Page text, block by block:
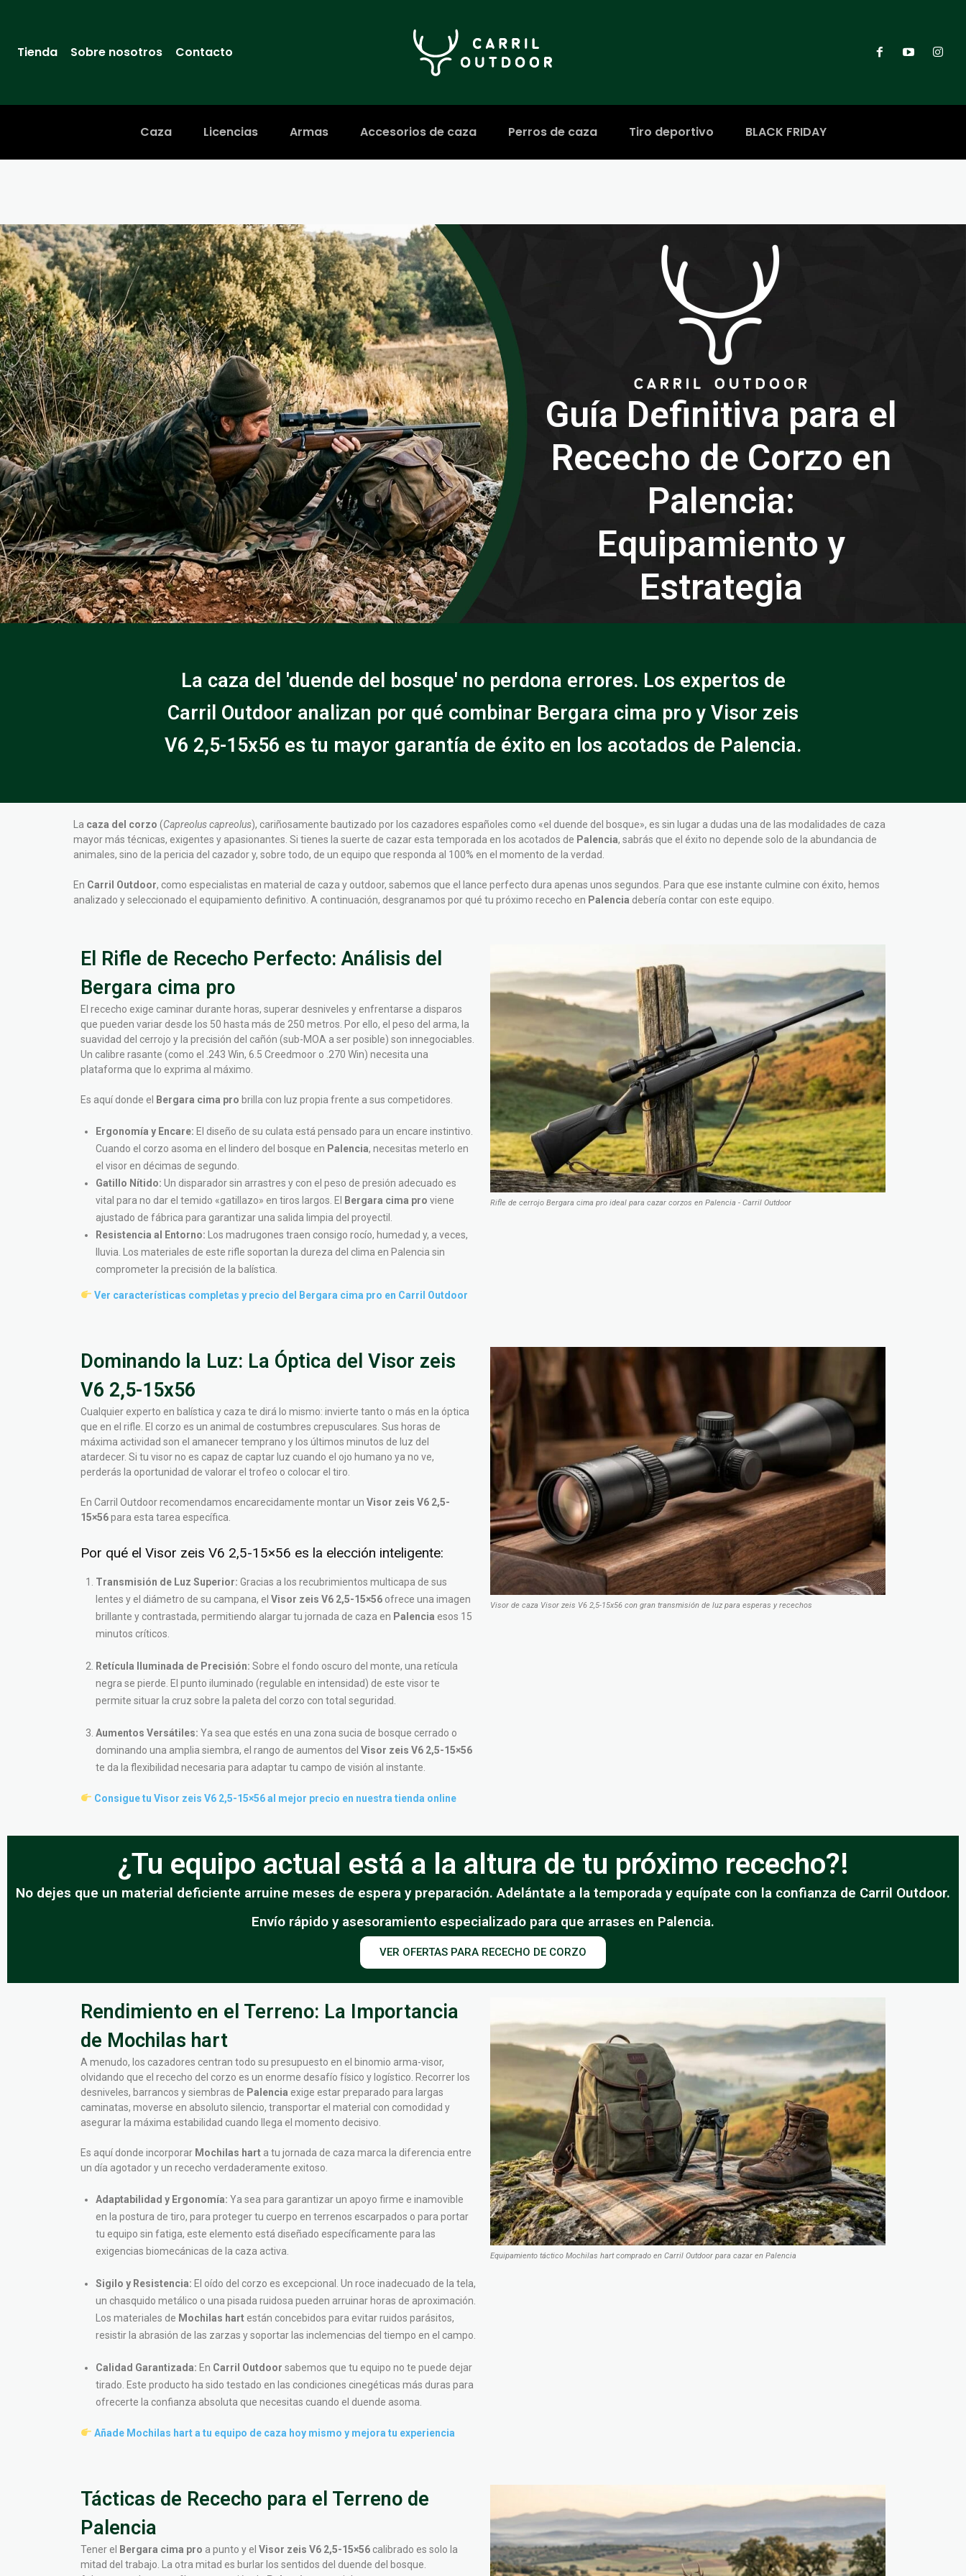
Tienda Sobre nosotros Contacto
Caza Licencias Armas Accesorios de caza Perros de caza Tiro deportivo BLACK FRIDAY
Guía Definitiva para el
Rececho de Corzo en
Palencia:
Equipamiento y
Estrategia
La caza del 'duende del bosque' no perdona errores. Los expertos de
Carril Outdoor analizan por qué combinar Bergara cima pro y Visor zeis
V6 2,5-15x56 es tu mayor garantía de éxito en los acotados de Palencia.
La caza del corzo (Capreolus capreolus), cariñosamente bautizado por los cazadores españoles como «el duende del bosque», es sin lugar a dudas una de las modalidades de caza
mayor más técnicas, exigentes y apasionantes. Si tienes la suerte de cazar esta temporada en los acotados de Palencia, sabrás que el éxito no depende solo de la abundancia de
animales, sino de la pericia del cazador y, sobre todo, de un equipo que responda al 100% en el momento de la verdad.
En Carril Outdoor, como especialistas en material de caza y outdoor, sabemos que el lance perfecto dura apenas unos segundos. Para que ese instante culmine con éxito, hemos
analizado y seleccionado el equipamiento definitivo. A continuación, desgranamos por qué tu próximo rececho en Palencia debería contar con este equipo.
El Rifle de Rececho Perfecto: Análisis del
Bergara cima pro
El rececho exige caminar durante horas, superar desniveles y enfrentarse a disparos
que pueden variar desde los 50 hasta más de 250 metros. Por ello, el peso del arma, la
suavidad del cerrojo y la precisión del cañón (sub-MOA a ser posible) son innegociables.
Un calibre rasante (como el .243 Win, 6.5 Creedmoor o .270 Win) necesita una
plataforma que lo exprima al máximo.
Es aquí donde el Bergara cima pro brilla con luz propia frente a sus competidores.
Ergonomía y Encare: El diseño de su culata está pensado para un encare instintivo.
Cuando el corzo asoma en el lindero del bosque en Palencia, necesitas meterlo en
el visor en décimas de segundo.
Gatillo Nítido: Un disparador sin arrastres y con el peso de presión adecuado es
vital para no dar el temido «gatillazo» en tiros largos. El
Bergara cima pro viene
ajustado de fábrica para garantizar una salida limpia del proyectil.
Resistencia al Entorno: Los madrugones traen consigo rocío, humedad y, a veces,
lluvia. Los materiales de este rifle soportan la dureza del clima en Palencia sin
comprometer la precisión de la balística.
Ver características completas y precio del Bergara cima pro en Carril Outdoor
Rifle de cerrojo Bergara cima pro ideal para cazar corzos en Palencia - Carril Outdoor
Dominando la Luz: La Óptica del Visor zeis
V6 2,5-15x56
Cualquier experto en balística y caza te dirá lo mismo: invierte tanto o más en la óptica
que en el rifle. El corzo es un animal de costumbres crepusculares. Sus horas de
máxima actividad son el amanecer temprano y los últimos minutos de luz del
atardecer. Si tu visor no es capaz de captar luz cuando el ojo humano ya no ve,
perderás la oportunidad de valorar el trofeo o colocar el tiro.
En Carril Outdoor recomendamos encarecidamente montar un Visor zeis V6 2,5-
15×56para esta tarea específica.
Por qué el Visor zeis V6 2,5-15×56 es la elección inteligente:
Transmisión de Luz Superior: Gracias a los recubrimientos multicapa de sus
lentes y el diámetro de su campana, el Visor zeis V6 2,5-15×56 ofrece una imagen
brillante y contrastada, permitiendo alargar tu jornada de caza en Palencia esos 15
minutos críticos.
Retícula Iluminada de Precisión: Sobre el fondo oscuro del monte, una retícula
negra se pierde. El punto iluminado (regulable en intensidad) de este visor te
permite situar la cruz sobre la paleta del corzo con total seguridad.
Aumentos Versátiles: Ya sea que estés en una zona sucia de bosque cerrado o
dominando una amplia siembra, el rango de aumentos del Visor zeis V6 2,5-15×56
te da la flexibilidad necesaria para adaptar tu campo de visión al instante.
Consigue tu Visor zeis V6 2,5-15×56 al mejor precio en nuestra tienda online
Visor de caza Visor zeis V6 2,5-15x56 con gran transmisión de luz para esperas y recechos
¿Tu equipo actual está a la altura de tu próximo rececho?!
No dejes que un material deficiente arruine meses de espera y preparación. Adelántate a la temporada y equípate con la confianza de Carril Outdoor.
Envío rápido y asesoramiento especializado para que arrases en Palencia.
VER OFERTAS PARA RECECHO DE CORZO
Rendimiento en el Terreno: La Importancia
de Mochilas hart
A menudo, los cazadores centran todo su presupuesto en el binomio arma-visor,
olvidando que el rececho del corzo es un enorme desafío físico y logístico. Recorrer los
desniveles, barrancos y siembras de Palencia exige estar preparado para largas
caminatas, moverse en absoluto silencio, transportar el material con comodidad y
asegurar la máxima estabilidad cuando llega el momento decisivo.
Es aquí donde incorporar Mochilas hart a tu jornada de caza marca la diferencia entre
un día agotador y un rececho verdaderamente exitoso.
Adaptabilidad y Ergonomía: Ya sea para garantizar un apoyo firme e inamovible
en la postura de tiro, para proteger tu cuerpo en terrenos escarpados o para portar
tu equipo sin fatiga, este elemento está diseñado específicamente para las
exigencias biomecánicas de la caza activa.
Sigilo y Resistencia: El oído del corzo es excepcional. Un roce inadecuado de la tela,
un chasquido metálico o una pisada ruidosa pueden arruinar horas de aproximación.
Los materiales de Mochilas hart están concebidos para evitar ruidos parásitos,
resistir la abrasión de las zarzas y soportar las inclemencias del tiempo en el campo.
Calidad Garantizada: En Carril Outdoor sabemos que tu equipo no te puede dejar
tirado. Este producto ha sido testado en las condiciones cinegéticas más duras para
ofrecerte la confianza absoluta que necesitas cuando el duende asoma.
Añade Mochilas hart a tu equipo de caza hoy mismo y mejora tu experiencia
Equipamiento táctico Mochilas hart comprado en Carril Outdoor para cazar en Palencia
Tácticas de Rececho para el Terreno de
Palencia
Tener el Bergara cima pro a punto y el Visor zeis V6 2,5-15×56 calibrado es solo la
mitad del trabajo. La otra mitad es burlar los sentidos del duende del bosque.